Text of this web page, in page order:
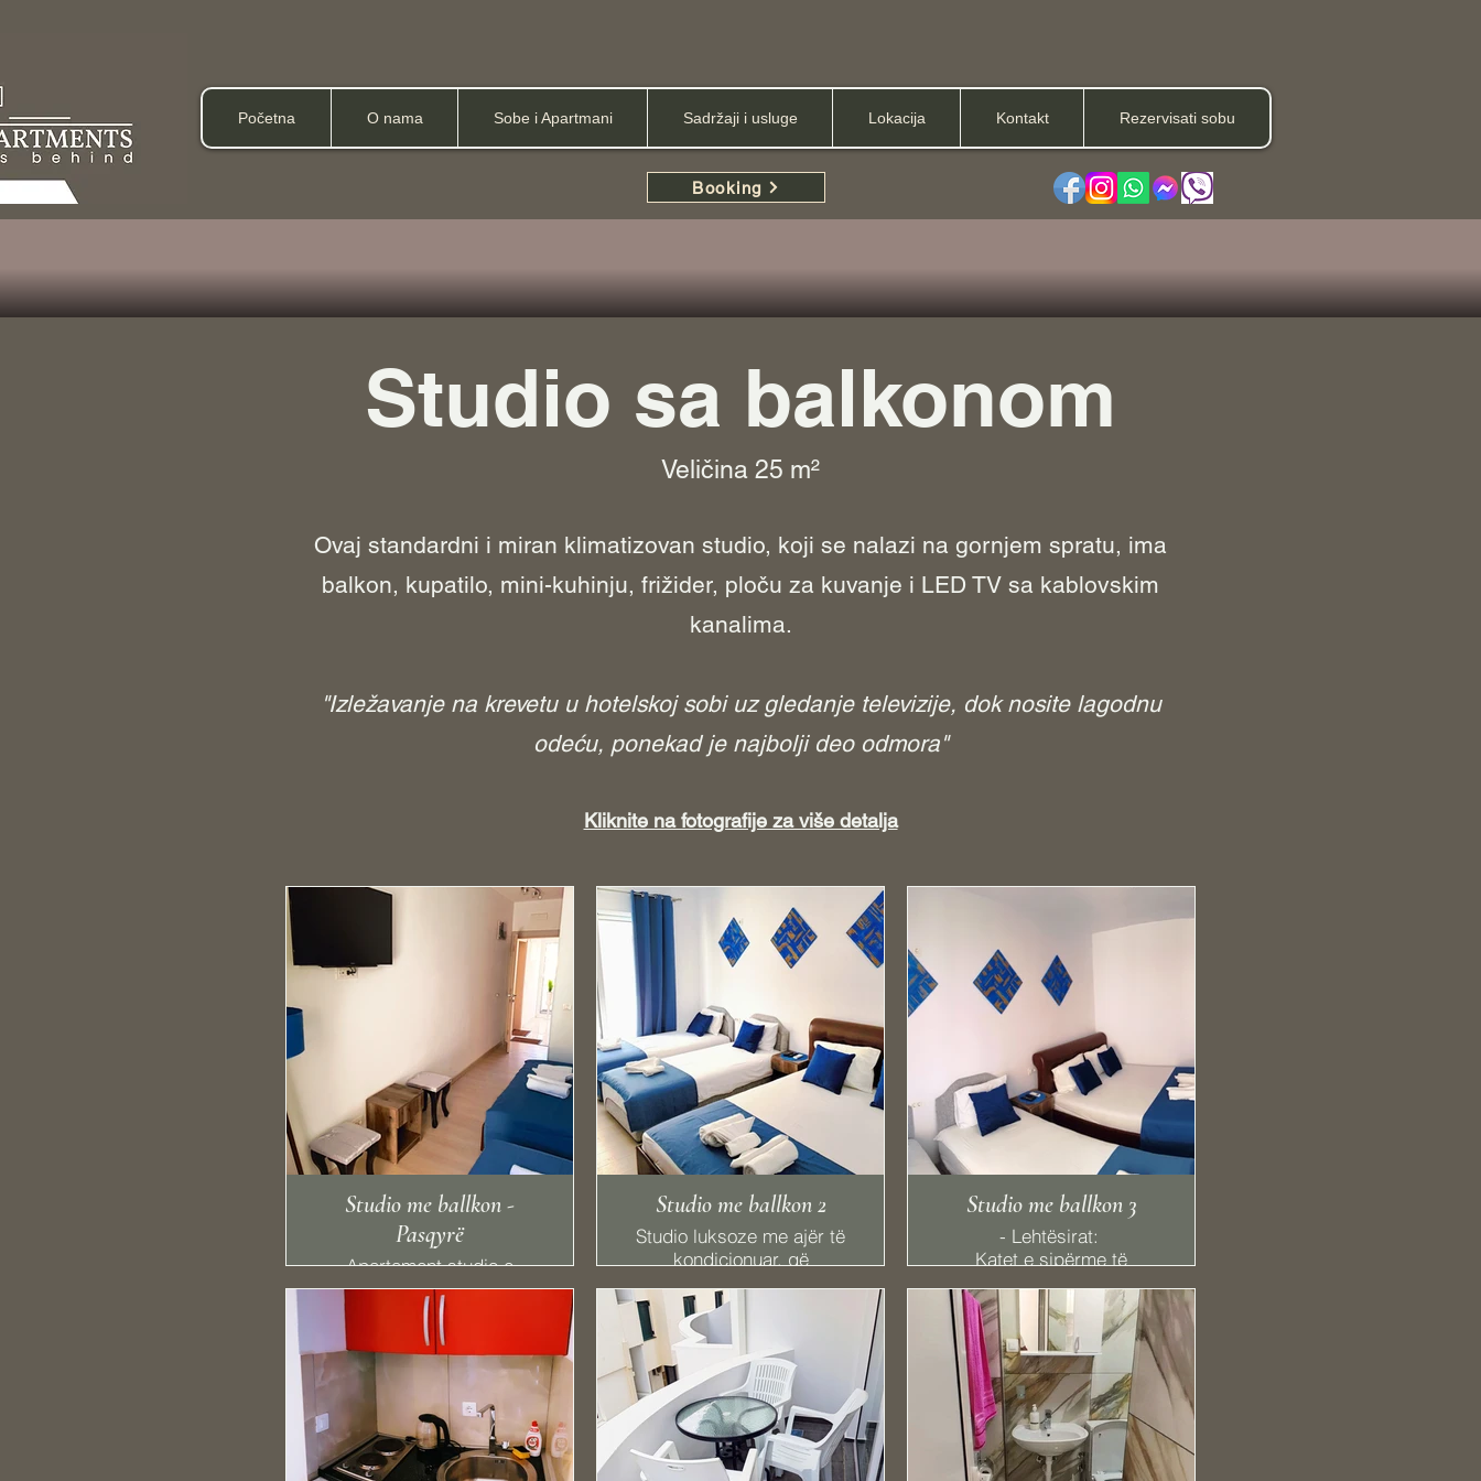
Početna O nama Sobe i Apartmani Sadržaji i usluge Lokacija Kontakt Rezervisati sobu
Booking
Studio sa balkonom
Veličina 25 m²
Ovaj standardni i miran klimatizovan studio, koji se nalazi na gornjem spratu, ima
balkon, kupatilo, mini-kuhinju, frižider, ploču za kuvanje i LED TV sa kablovskim
kanalima.
"Izležavanje na krevetu u hotelskoj sobi uz gledanje televizije, dok nosite lagodnu
odeću, ponekad je najbolji deo odmora"
Kliknite na fotografije za više detalja
Studio me ballkon -
Pasqyrë
Apartament studio e
dekoruar bukur me
ballkon me një aneks
kuzhine, kondicioner, TV
me ekran të sheshtë,
frigorifer, internet Wi-Fi
falas.
Shijoni qëndrimin tuaj dhe
Studio me ballkon 2
Studio luksoze me ajër të
kondicionuar, që
komoditetin, e vendosur
në katin e sipërm, me
ballkon, banjo, aneks
kuzhine, frigorifer, sobë
dhe TV me ekran të
sheshtë me kanale
kabllore.
Studio me ballkon 3
- Lehtësirat: ​
Katet e sipërme të
shkallët
Liri
Gardërobë ose dollap
Apartament privat ne
pallat
Kondicioner
Frigorifer
Kazan elektrik